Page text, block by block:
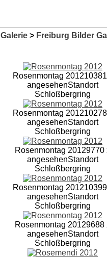
Galerie > Freiburg Bilder
Rosenmontag 2012
angesehenStandort
Schloßbergring
Rosenmontag 2012
angesehenStandort
Schloßbergring
Rosenmontag 20129770
angesehenStandort
Schloßbergring
Rosenmontag 2012
angesehenStandort
Schloßbergring
Rosenmontag 20129688
angesehenStandort
Schloßbergring